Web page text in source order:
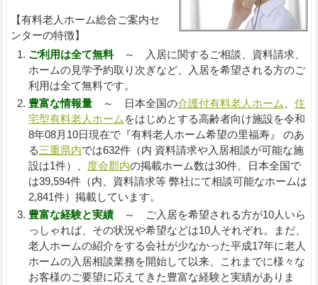
【有料老人ホーム総合ご案内セ
ンターの特徴】
ご利用は全て無料～ 入居に関するご相談、資料請求、
ホームの見学予約取り次ぎなど、入居を希望される方のご
利用は全て無料です。
豊富な情報量～ 日本全国の介護付有料老人ホーム
住
宅型有料老人ホーム をはじめとする高齢者向け施設を令和
8年08月10日現在で『有料老人ホーム希望の里福寿』 のあ
る三重県内では632件（内 資料請求や入居相談が可能な施
設は1件）、
度会郡内の掲載ホーム数は30件、日本全国で
は39,594件（内、資料請求等 弊社にて相談可能なホームは
2,841件）掲載しています。
豊富な経験と実績～ ご入居を希望される方が10人いら
っしゃれば、その状況や希望などは10人それぞれ。まだ、
老人ホームの紹介をする会社が少なかった平成17年に老人
ホームの入居相談業務を開始して以来、これまでに様々な
お客様のご要望に応えてきた豊富な経験と実績がありま